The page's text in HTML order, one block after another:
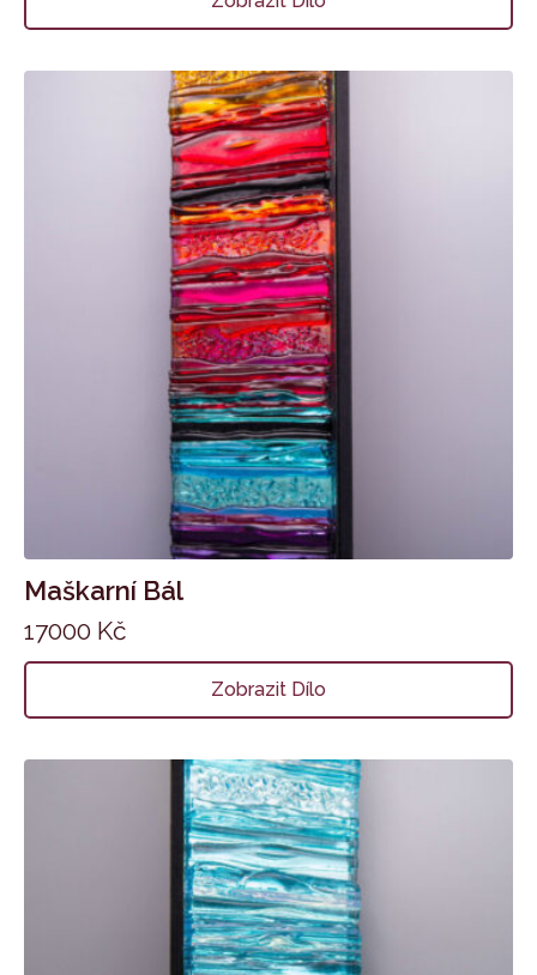
Maškarní Bál
17000 Kč
Zobrazit Dílo